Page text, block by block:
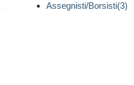
Assegnisti/Borsisti(3)